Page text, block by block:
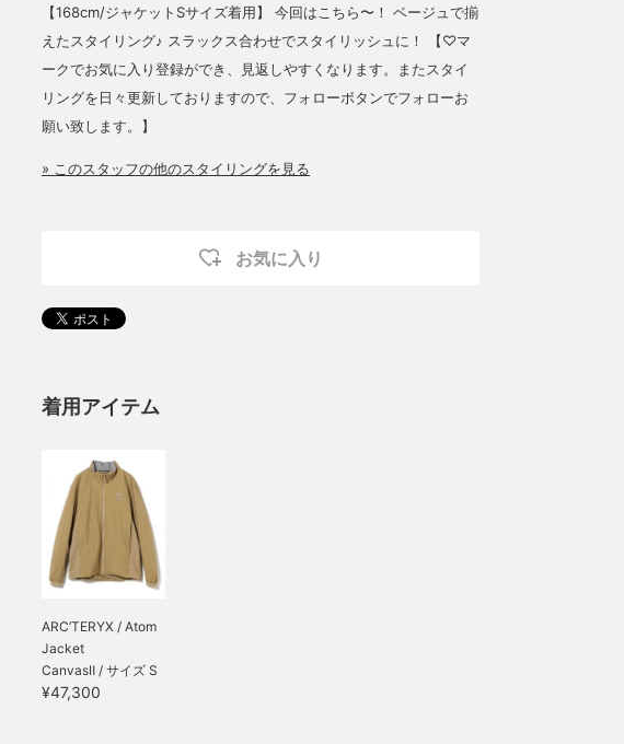
【168cm/ジャケットSサイズ着用】 今回はこちら〜！ ベージュで揃
えたスタイリング♪ スラックス合わせでスタイリッシュに！ 【♡マ
ークでお気に入り登録ができ、見返しやすくなります。またスタイ
リングを日々更新しておりますので、フォローボタンでフォローお
願い致します。】
» このスタッフの他のスタイリングを見る
お気に入り
着用アイテム
ARC’TERYX / Atom
Jacket
CanvasⅡ / サイズ S
¥47,300